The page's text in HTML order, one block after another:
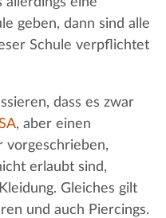
geben, dann sind alle
Schule verpflichtet
dass es zwar
, aber einen
vorgeschrieben,
erlaubt sind,
Gleiches gilt
und auch Piercings.